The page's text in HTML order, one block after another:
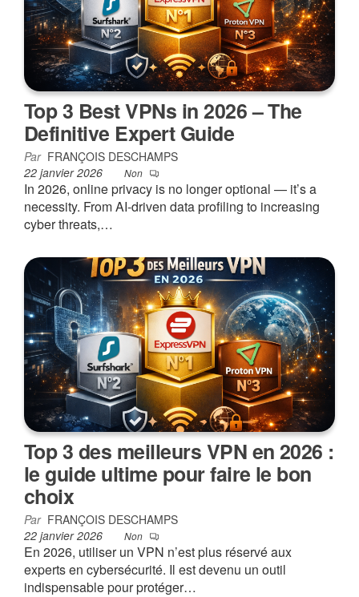
Top 3 Best VPNs in 2026 – The
Definitive Expert Guide
Par FRANÇOIS DESCHAMPS
22 janvier 2026
Non
In 2026, online privacy is no longer optional — it’s a
necessity. From AI-driven data profiling to increasing
cyber threats,…
Top 3 des meilleurs VPN en 2026 :
le guide ultime pour faire le bon
choix
Par FRANÇOIS DESCHAMPS
22 janvier 2026
Non
En 2026, utiliser un VPN n’est plus réservé aux
experts en cybersécurité. Il est devenu un outil
indispensable pour protéger…